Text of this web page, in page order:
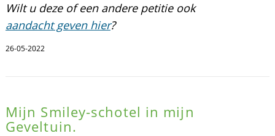
Wilt u deze of een andere petitie ook
aandacht geven hier?
26-05-2022
Mijn Smiley-schotel in mijn
Geveltuin.